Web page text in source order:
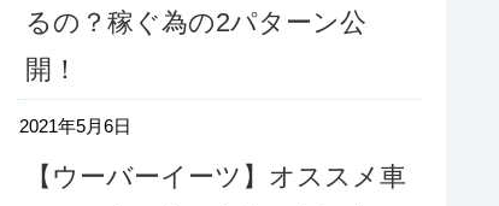
るの？稼ぐ為の2パターン公
開！
2021年5月6日
【ウーバーイーツ】オススメ車